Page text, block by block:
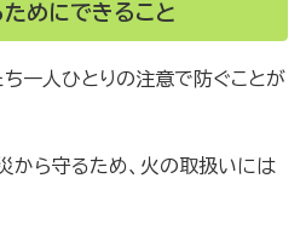
めにできること
一人ひとりの注意で防ぐことが
から守るため、火の取扱いには